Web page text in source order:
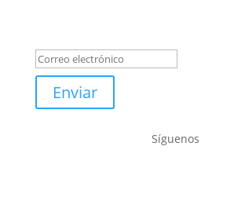
Enviar
Síguenos